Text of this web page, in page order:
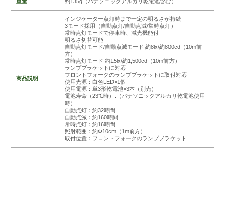
商品説明
インジケーター点灯時まで一定の明るさが持続
3モード採用（自動点灯/自動点滅/常時点灯）
常時点灯モードで停車時、減光機能付
明るさ切替可能
自動点灯モード/自動点滅モード 約8lx/約800cd（10m前
方）
常時点灯モード 約15lx/約1,500cd（10m前方）
ランプブラケットに対応
フロントフォークのランプブラケットに取付対応
使用光源：白色LED×1個
使用電源：単3形乾電池×3本（別売）
電池寿命（23℃時）:（パナソニックアルカリ乾電池使用
時）
自動点灯：約32時間
自動点滅：約160時間
常時点灯：約16時間
照射範囲：約Φ10cm（1m前方）
取付位置：フロントフォークのランプブラケット